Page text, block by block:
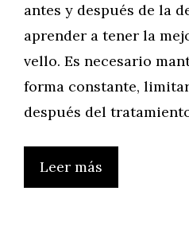
antes y después de la
aprender a tener la
vello. Es necesario
forma constante,
después del
Leer más